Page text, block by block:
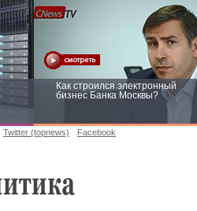
Как строился электронный
бизнес Банка Москвы?
Twitter (topnews) Facebook